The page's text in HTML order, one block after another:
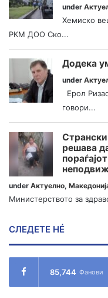
under
Хемиско
РКМ ДОО Ско...
Додека
under
Ерол
говори...
решава
under Актуелно,
Министерството за
СЛЕДЕТЕ НÉ
85,744 Фанови